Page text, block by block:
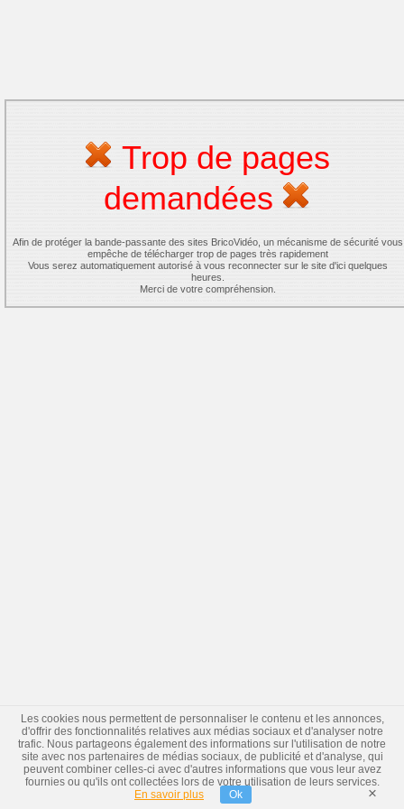
Trop de pages
demandées
Afin de protéger la bande-passante des sites BricoVidéo, un mécanisme de sécurité vous
empêche de télécharger trop de pages très rapidement
Vous serez automatiquement autorisé à vous reconnecter sur le site d'ici quelques
heures.
Merci de votre compréhension.
Les cookies nous permettent de personnaliser le contenu et les annonces,
d'offrir des fonctionnalités relatives aux médias sociaux et d'analyser notre
trafic. Nous partageons également des informations sur l'utilisation de notre
site avec nos partenaires de médias sociaux, de publicité et d'analyse, qui
peuvent combiner celles-ci avec d'autres informations que vous leur avez
fournies ou qu'ils ont collectées lors de votre utilisation de leurs services.
En savoir plus
Ok ×